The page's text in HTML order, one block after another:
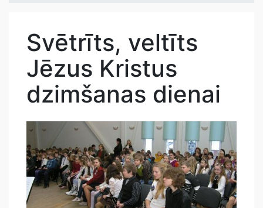
Svētrīts, veltīts
Jēzus Kristus
dzimšanas dienai